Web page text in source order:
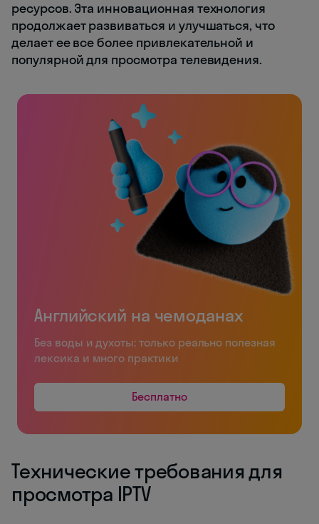
ресурсов. Эта инновационная технология
продолжает развиваться и улучшаться, что
делает ее все более привлекательной и
популярной для просмотра телевидения.
Английский на чемоданах
Без воды и духоты: только реально полезная
лексика и много практики
Бесплатно
Технические требования для
просмотра IPTV